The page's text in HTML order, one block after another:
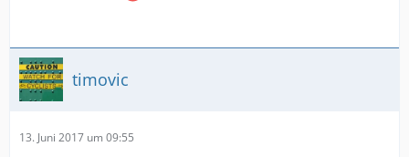
timovic
13. Juni 2017 um 09:55